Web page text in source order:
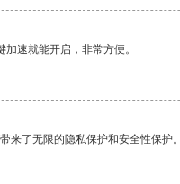
速就能开启，非常方便。
来了无限的隐私保护和安全性保护